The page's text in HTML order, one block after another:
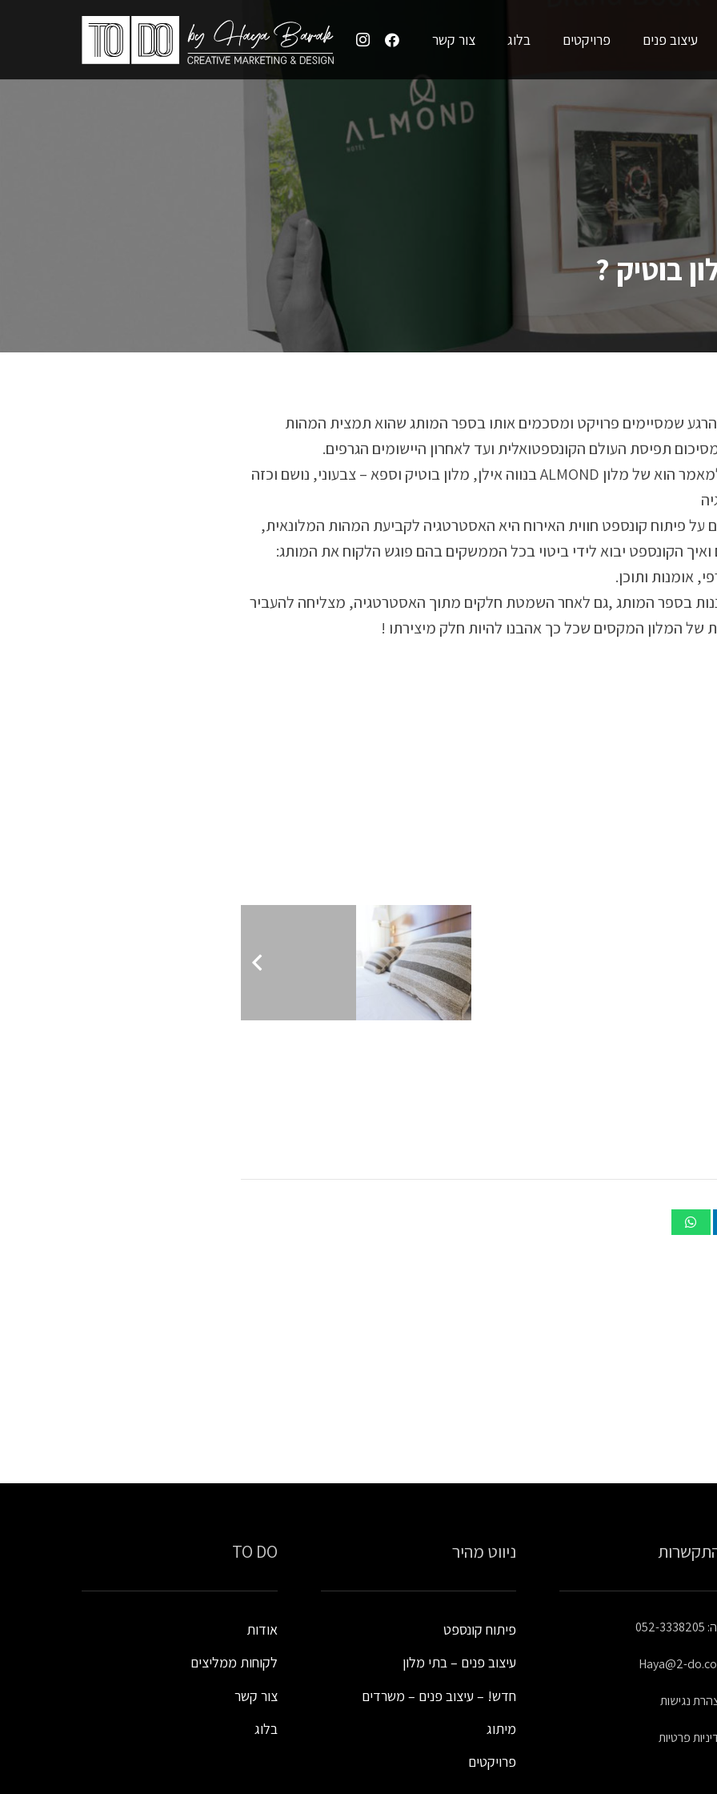
עיצוב פנים פרויקטים בלוג צור קשר
בוטיק ?
שמסיימים פרויקט ומסכמים אותו בספר המותג שהוא תמצית המהות
תפיסת העולם הקונספטואלית ועד לאחרון היישומים הגרפים.
ספר המותג שצורף למאמר הוא של מלון ALMOND בנווה אילן, מלון בוטיק וספא – צבעוני, נושם וכזה
על פיתוח קונספט חווית האירוח היא האסטרטגיה לקביעת המהות המלונאית,
הקונספט יבוא לידי ביטוי בכל הממשקים בהם פוגש הלקוח את המותג:
אומנות ותוכן.
בספר המותג ,גם לאחר השמטת חלקים מתוך האסטרטגיה, מצליחה להעביר
של המלון המקסים שכל כך אהבנו להיות חלק מיצירתו !
Haya@2-
נגישות
פרטיות
ניווט מהיר
פיתוח קונספט
עיצוב פנים – בתי מלון
חדש! – עיצוב פנים – משרדים
מיתוג
פרויקטים
TO DO
אודות
לקוחות ממליצים
צור קשר
בלוג